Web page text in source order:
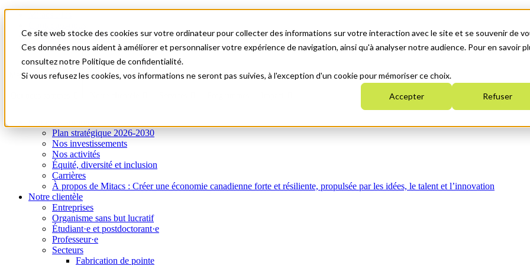
Ce site web stocke des cookies sur votre ordinateur pour collecter des informations sur votre interaction avec le site et se souvenir de
Ces données nous aident à améliorer et personnaliser votre expérience de navigation, ainsi qu'à analyser notre audience. Pour en savoir
consultez notre Politique de confidentialité.
Si vous refusez les cookies, vos informations ne seront pas suivies, à l'exception d'un cookie pour mémoriser ce choix.
Accepter Refuser
Nouvelles et événements
English
Commençons!
Menu A0
Plan stratégique 2026-2030
Nos investissements
Nos activités
Équité, diversité et inclusion
Carrières
À propos de Mitacs : Créer une économie canadienne forte et résiliente, propulsée par les idées, le talent et l’innovation
Notre clientèle
Entreprises
Organisme sans but lucratif
Étudiant·e et postdoctorant·e
Professeur·e
Secteurs
Fabrication de pointe